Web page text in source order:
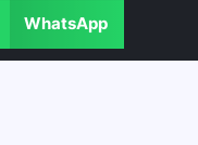
WhatsApp